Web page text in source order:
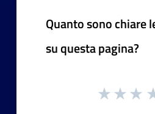
Quanto sono chiare
su questa pagina?